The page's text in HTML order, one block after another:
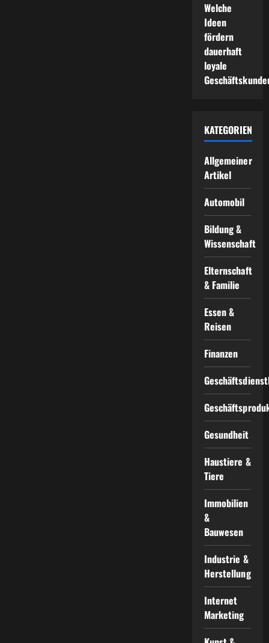
Welche
Ideen
fördern
dauerhaft
loyale
KATEGORIEN
Allgemeiner
Artikel
Automobil
Bildung &
Wissenschaft
Elternschaft
& Familie
Essen &
Reisen
Finanzen
Gesundheit
Haustiere &
Tiere
Immobilien
&
Bauwesen
Industrie &
Herstellung
Internet
Marketing